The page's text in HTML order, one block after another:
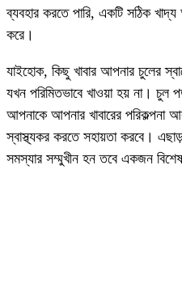
ব্যবহার করতে পারি, একটি সঠিক
করে।
যাইহোক, কিছু খাবার আপনার চুলের
যখন পরিমিতভাবে খাওয়া হয় না। চুল
আপনাকে আপনার খাবারের
স্বাস্থ্যকর করতে সহায়তা করবে।
সমস্যার সম্মুখীন হন তবে একজন